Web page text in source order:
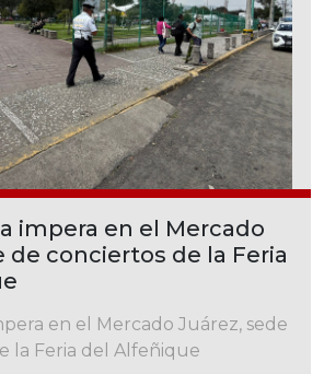
impera en el Mercado
de conciertos de la Feria
en el Mercado Juárez, sede
la Feria del Alfeñique